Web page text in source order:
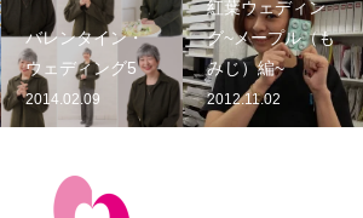
バレンタイン・
ウェディング5
2014.02.09
紅葉ウェディン
グ~メープル（も
みじ）編~
2012.11.02